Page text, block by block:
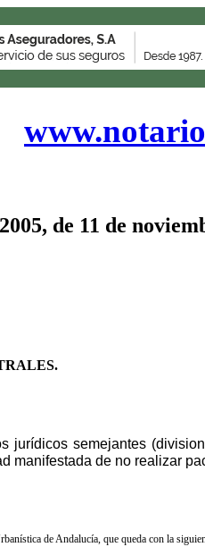
de 11 de
jurídicos semejantes
manifestada de no realizar
de Andalucía, que queda con la